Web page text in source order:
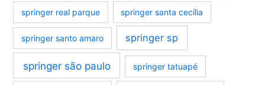
springer real parque springer santa cecília
springer santo amaro springer sp
springer são paulo springer tatuapé